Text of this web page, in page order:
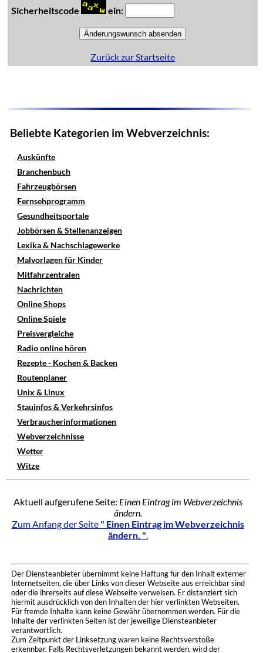
Sicherheitscode
ein:
Zurück zur Startseite
Beliebte Kategorien im Webverzeichnis:
Auskünfte
Branchenbuch
Fahrzeugbörsen
Fernsehprogramm
Gesundheitsportale
Jobbörsen & Stellenanzeigen
Lexika & Nachschlagewerke
Malvorlagen für Kinder
Mitfahrzentralen
Nachrichten
Online Shops
Online Spiele
Preisvergleiche
Radio online hören
Rezepte - Kochen & Backen
Routenplaner
Unix & Linux
Stauinfos & Verkehrsinfos
Verbraucherinformationen
Webverzeichnisse
Wetter
Witze
Aktuell aufgerufene Seite: Einen Eintrag im Webverzeichnis
ändern.
Zum Anfang der Seite " Einen Eintrag im Webverzeichnis
ändern. ".
Der Diensteanbieter übernimmt keine Haftung für den Inhalt externer
Internetseiten, die über Links von dieser Webseite aus erreichbar sind
oder die ihrerseits auf diese Webseite verweisen. Er distanziert sich
hiermit ausdrücklich von den Inhalten der hier verlinkten Webseiten.
Für fremde Inhalte kann keine Gewähr übernommen werden. Für die
Inhalte der verlinkten Seiten ist der jeweilige Diensteanbieter
verantwortlich.
Zum Zeitpunkt der Linksetzung waren keine Rechtsverstöße
erkennbar. Falls Rechtsverletzungen bekannt werden, wird der